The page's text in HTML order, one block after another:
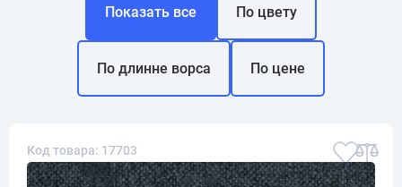
Показать все По цвету
По длинне ворса По цене
Код товара: 17703